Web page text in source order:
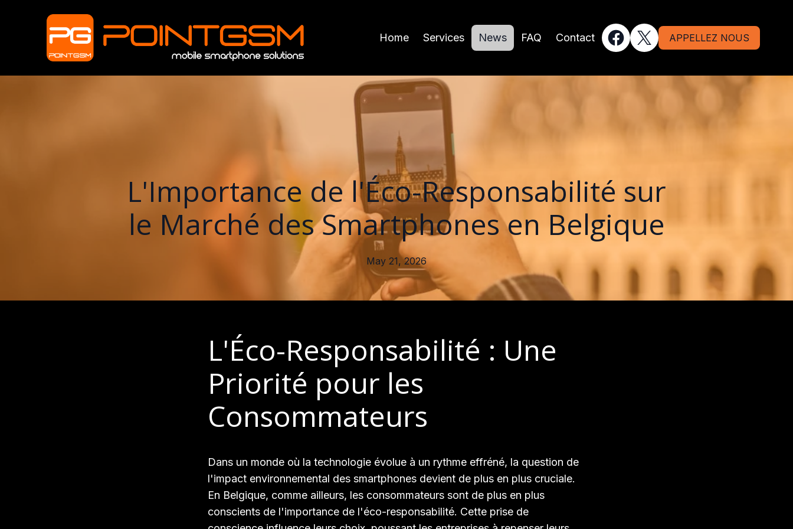
Home Services News FAQ Contact APPELLEZ NOUS
L'Importance de l'Éco-Responsabilité sur
le Marché des Smartphones en Belgique
May 21, 2026
L'Éco-Responsabilité : Une
Priorité pour les
Consommateurs
Dans un monde où la technologie évolue à un rythme effréné, la question de
l'impact environnemental des smartphones devient de plus en plus cruciale.
En Belgique, comme ailleurs, les consommateurs sont de plus en plus
conscients de l'importance de l'éco-responsabilité. Cette prise de